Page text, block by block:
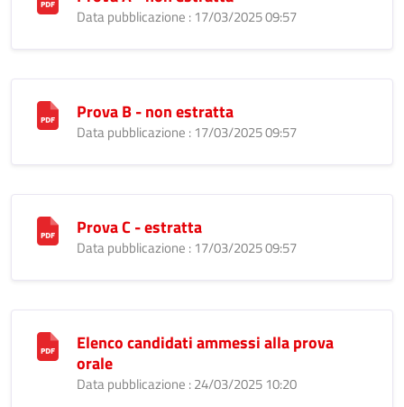
Data pubblicazione : 17/03/2025 09:57
Prova B - non estratta
Data pubblicazione : 17/03/2025 09:57
Prova C - estratta
Data pubblicazione : 17/03/2025 09:57
Elenco candidati ammessi alla prova
orale
Data pubblicazione : 24/03/2025 10:20